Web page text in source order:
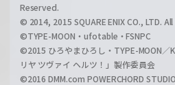
Reserved.
© 2014, 2015 SQUARE ENIX CO., LTD.
©TYPE-MOON・ufotable・FSNPC
©2015 ひろやまひろし・TYPE-MOON／
リヤ ツヴァイ ヘルツ！」製作委員会
©2016 DMM.com POWERCHORD